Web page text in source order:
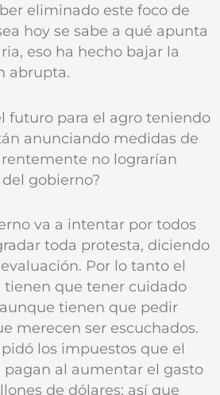
eliminado este foco de
hoy se sabe a qué apunta
eso ha hecho bajar la
abrupta.
futuro para el agro teniendo
anunciando medidas de
no lograrían
gobierno?
va a intentar por todos
toda protesta, diciendo
Por lo tanto el
tienen que tener cuidado
tienen que pedir
merecen ser escuchados.
los impuestos que el
pagan al aumentar el gasto
de dólares; así que